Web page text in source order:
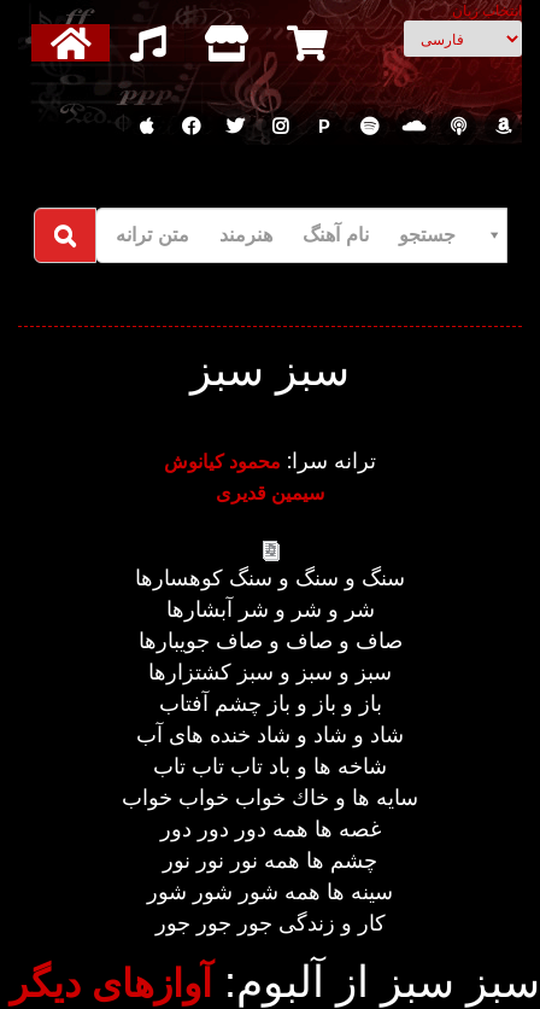
انتخاب زبان
P
جستجو نام آهنگ هنرمند متن ترانه
سبز سبز
ترانه سرا: محمود کیانوش
سیمین قدیری
سنگ و سنگ و سنگ كوهسارها
شر و شر و شر آبشارها
صاف و صاف و صاف جويبارها
سبز و سبز و سبز كشتزارها
باز و باز و باز چشم آفتاب
شاد و شاد و شاد خنده های آب
شاخه ها و باد تاب تاب تاب
سايه ها و خاك خواب خواب خواب
غصه ها همه دور دور دور
چشم ها همه نور نور نور
سينه ها همه شور شور شور
كار و زندگی جور جور جور
سبز سبز از آلبوم: آوازهای دیگر